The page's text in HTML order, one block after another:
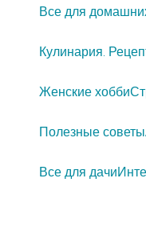
Все для
Кулинария.
Женские хобби
Полезные советы
Все для дачи